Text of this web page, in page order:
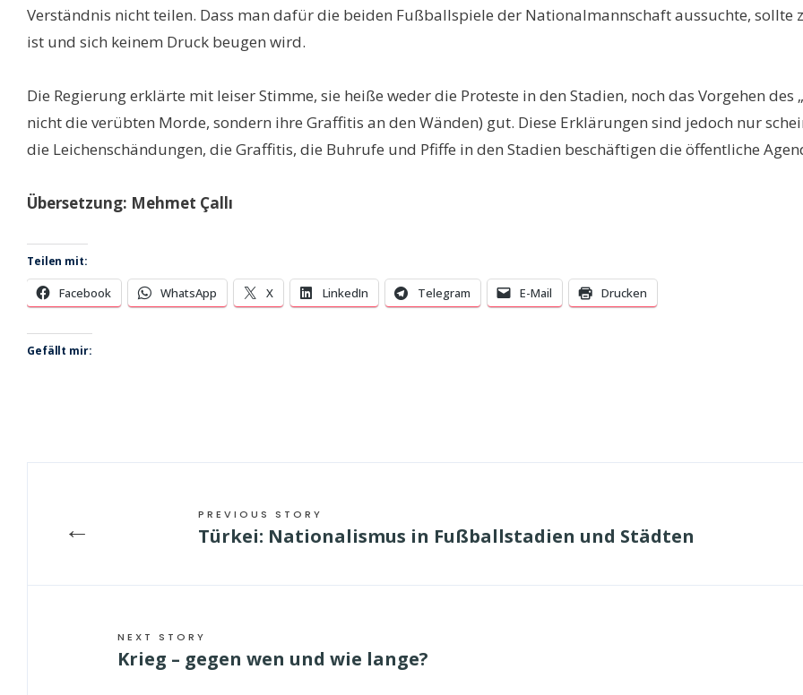
Verständnis nicht teilen. Dass man dafür die beiden Fußballspiele der Nationalmannschaft aussuchte, sollte
ist und sich keinem Druck beugen wird.
Die Regierung erklärte mit leiser Stimme, sie heiße weder die Proteste in den Stadien, noch das Vorgehen
nicht die verübten Morde, sondern ihre Graffitis an den Wänden) gut. Diese Erklärungen sind jedoch nur
die Leichenschändungen, die Graffitis, die Buhrufe und Pfiffe in den Stadien beschäftigen die öffentliche
Übersetzung: Mehmet Çallı
Teilen mit:
Facebook WhatsApp X LinkedIn Telegram E-Mail Drucken
Gefällt mir:
← PREVIOUS STORY
Türkei: Nationalismus in Fußballstadien und Städten
NEXT STORY
Krieg – gegen wen und wie lange?